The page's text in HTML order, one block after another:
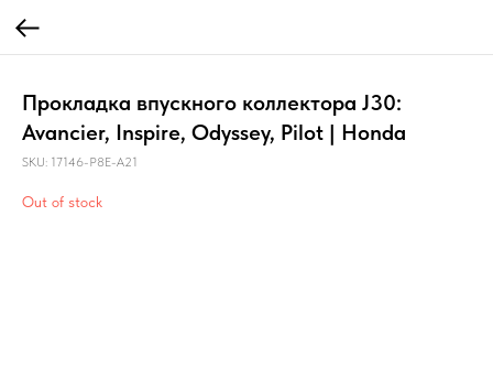
Прокладка впускного коллектора J30:
Avancier, Inspire, Odyssey, Pilot | Honda
SKU: 17146-P8E-A21
Out of stock